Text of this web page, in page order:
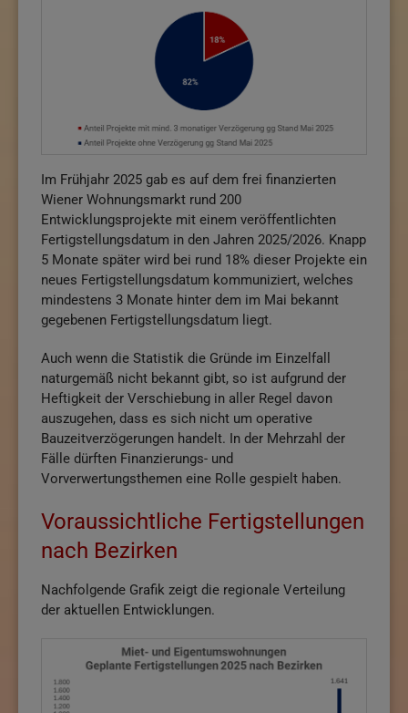
Im Frühjahr 2025 gab es auf dem frei finanzierten
Wiener Wohnungsmarkt rund 200
Entwicklungsprojekte mit einem veröffentlichten
Fertigstellungsdatum in den Jahren 2025/2026. Knapp
5 Monate später wird bei rund 18% dieser Projekte ein
neues Fertigstellungsdatum kommuniziert, welches
mindestens 3 Monate hinter dem im Mai bekannt
gegebenen Fertigstellungsdatum liegt.
Auch wenn die Statistik die Gründe im Einzelfall
naturgemäß nicht bekannt gibt, so ist aufgrund der
Heftigkeit der Verschiebung in aller Regel davon
auszugehen, dass es sich nicht um operative
Bauzeitverzögerungen handelt. In der Mehrzahl der
Fälle dürften Finanzierungs- und
Vorverwertungsthemen eine Rolle gespielt haben.
Voraussichtliche Fertigstellungen
nach Bezirken
Nachfolgende Grafik zeigt die regionale Verteilung
der aktuellen Entwicklungen.